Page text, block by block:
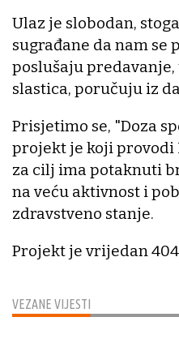
VEZANE VIJESTI
Ulaz je slobodan,
sugrađane da nam se
poslušaju
slastica, poručuju iz
Prisjetimo se, "Doza
projekt je koji provodi
za cilj ima potaknuti
na veću aktivnost i
zdravstveno stanje.
Projekt je vrijedan